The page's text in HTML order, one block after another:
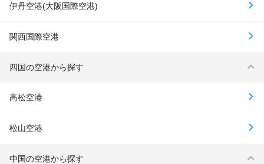
伊丹空港(大阪国際空港)
関西国際空港
四国の空港から探す
高松空港
松山空港
中国の空港から探す